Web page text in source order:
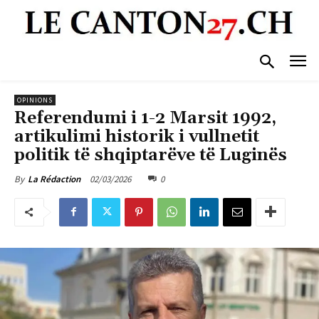
OPINIONS
Referendumi i 1-2 Marsit 1992,
artikulimi historik i vullnetit
politik të shqiptarëve të Luginës
By La Rédaction 02/03/2026 0